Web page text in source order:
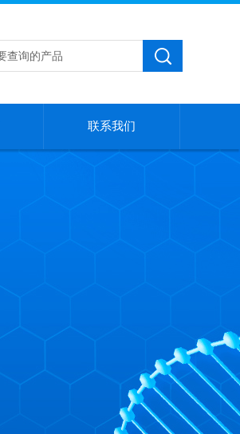
联系我们